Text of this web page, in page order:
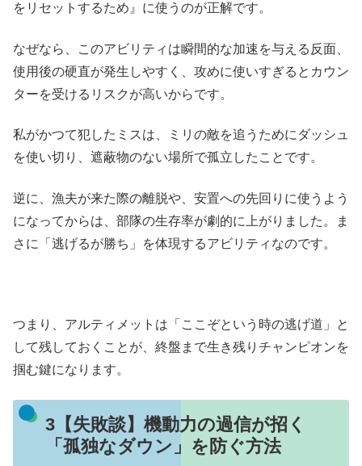
をリセットするため』に使うのが正解です。
なぜなら、このアビリティは瞬間的な加速を与える反面、
使用後の硬直が発生しやすく、攻めに使いすぎるとカウン
ターを受けるリスクが高いからです。
私がかつて犯したミスは、ミリの敵を追うためにダッシュ
を使い切り、遮蔽物のない場所で孤立したことです。
逆に、漁夫が来た際の離脱や、安置への先回りに使うよう
になってからは、部隊の生存率が劇的に上がりました。ま
さに「逃げるが勝ち」を体現するアビリティなのです。
つまり、アルティメットは「ここぞという時の逃げ道」と
して残しておくことが、終盤まで生き残りチャンピオンを
掴む鍵になります。
3【失敗談】機動力の過信が招く
「孤独なダウン」を防ぐ方法